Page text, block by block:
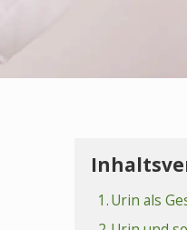
1.Urin als